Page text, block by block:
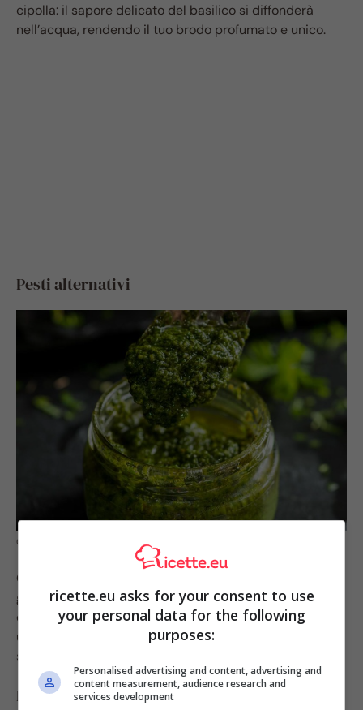
cipolla: il sapore delicato del basilico si diffonderà
nell’acqua, rendendo il tuo brodo profumato e unico.
Pesti alternativi
Cosa fare con i gambi del basilico – Ricette.eu
Oltre al classico
gambi per preparare pesti alternativi: frullali con un po’
di olio, pinoli e aglio, oppure con mandorle e limone per
un condimento fresco e originale. Non solo eviterai
sprechi, ma darai un sapore più deciso al tuo piatto.
Infusi e bevande aromatiche
ricette.eu asks for your consent to use
your personal data for the following
purposes:
Personalised advertising and content, advertising and
content measurement, audience research and
services development